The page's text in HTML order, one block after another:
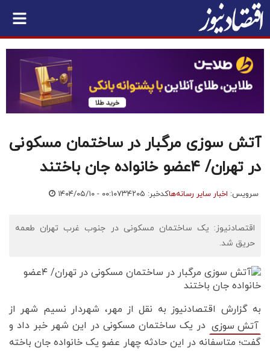
آتش سوزی مرگبار در ساختمان مسکونی
در تهران/ ۴عضو خانواده جان باختند
سرویس: اخبار سایر رسانه‌هاکدخبر: ۷۳۴۲۰۵ ۱۴۰۴/۰۵/۱۰ - ۰۰:۱۰
اقتصادنیوز: یک ساختمان مسکونی در جنوب غرب تهران طعمه
حریق شد.
به گزارش اقتصادنیوز به نقل از مهر، شهردار نسیم شهر از
آتش سوزی در یک ساختمان مسکونی در این شهر خبر داد و
گفت؛ متاسفانه در این حادثه چهار عضو یک خانواده جان باخته